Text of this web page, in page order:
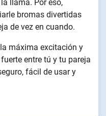
llama. Por eso,
bromas divertidas
de vez en cuando.
máxima excitación y
entre tú y tu pareja
fácil de usar y